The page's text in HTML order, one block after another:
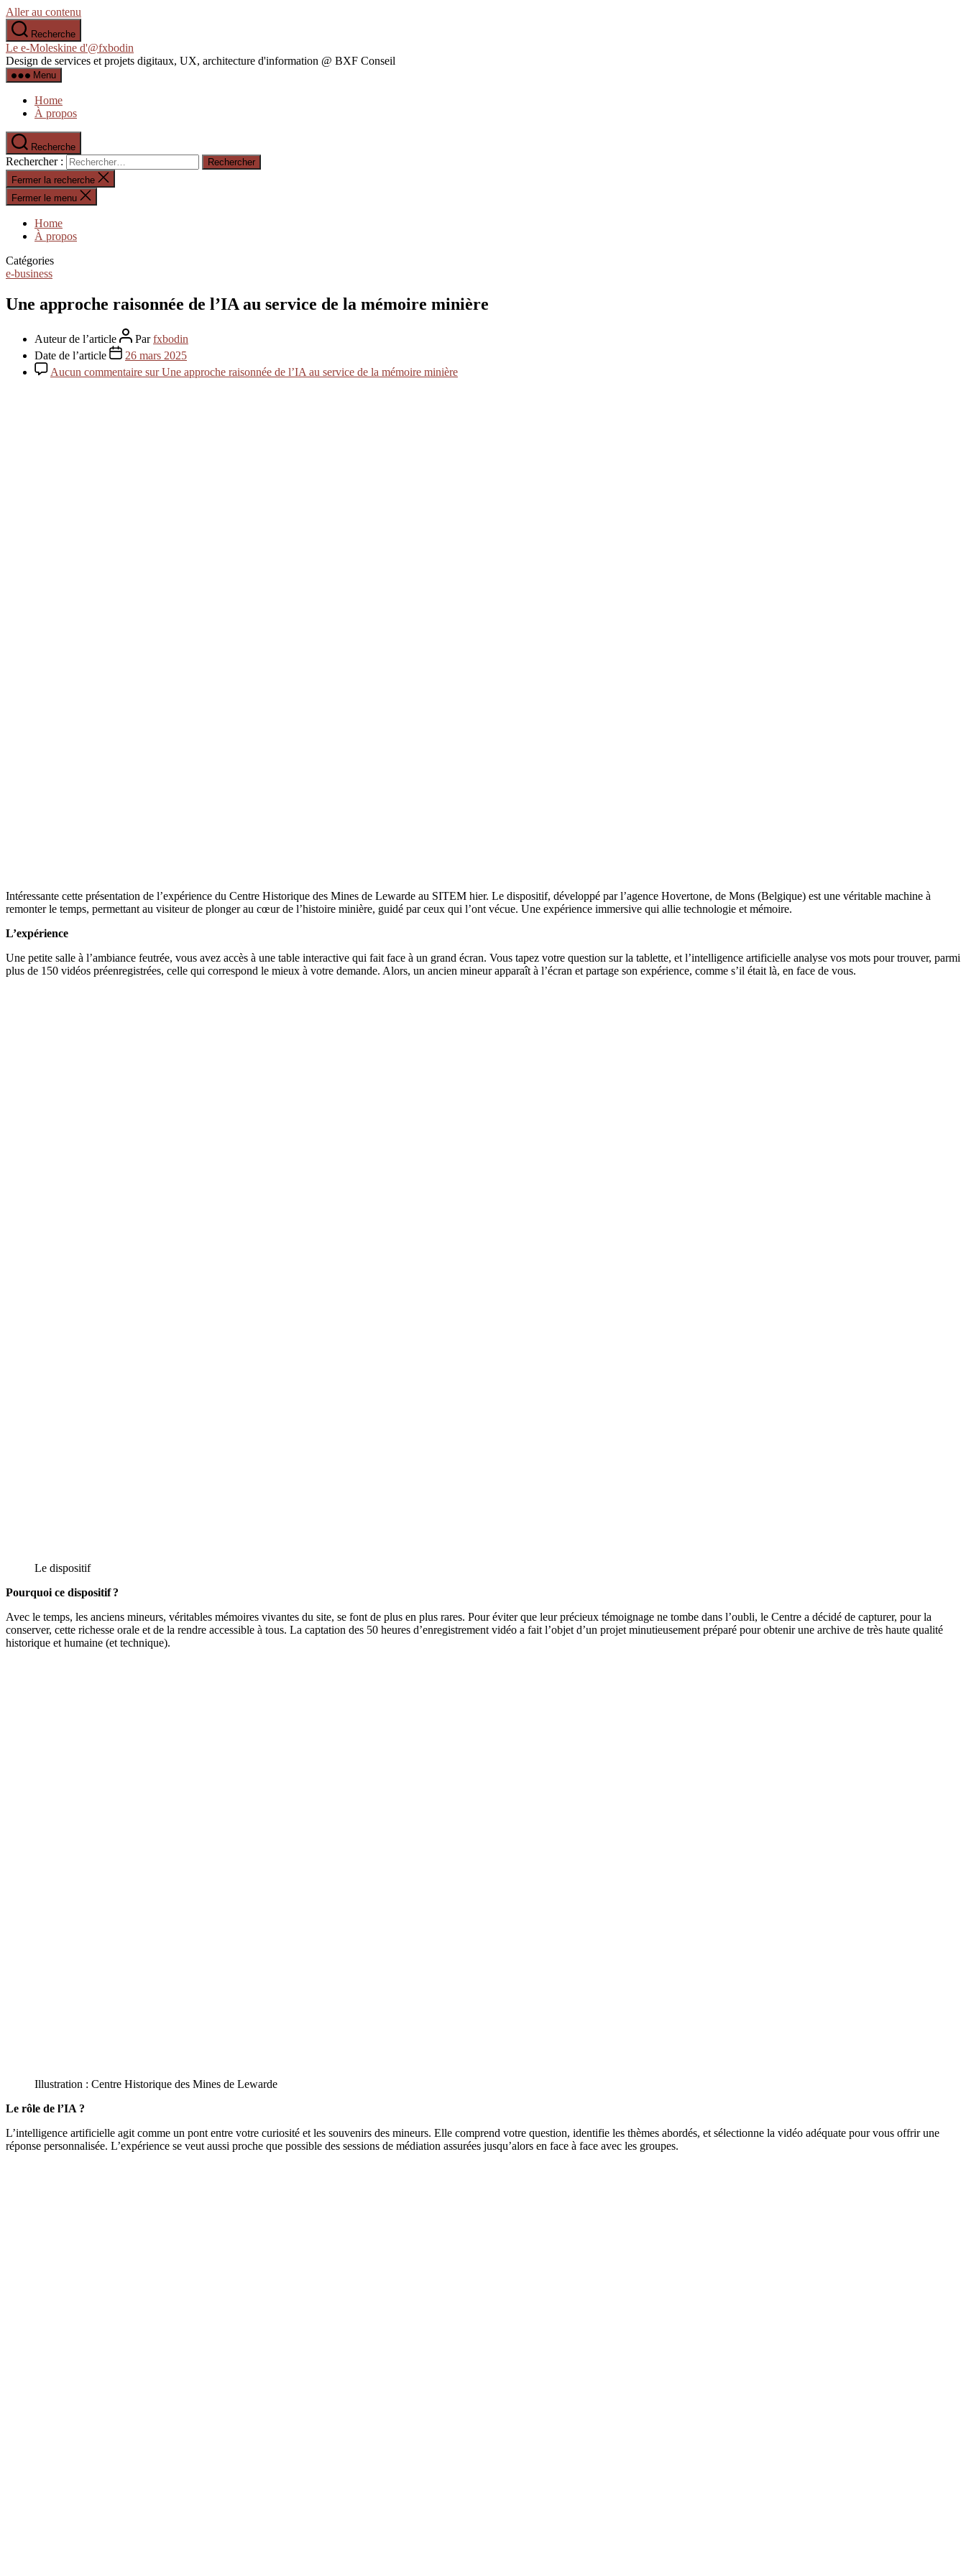
Aller au contenu
Recherche
Le e-Moleskine d'@fxbodin
Design de services et projets digitaux, UX, architecture d'information @ BXF Conseil
Menu
Home
À propos
Recherche
Rechercher :
Fermer la recherche
Fermer le menu
Home
À propos
Catégories
e-business
Une approche raisonnée de l’IA au service de la mémoire minière
Auteur de l’article Parfxbodin
Date de l’article
26 mars 2025
Aucun commentaire sur Une approche raisonnée de l’IA au service de la mémoire minière
Intéressante cette présentation de l’expérience du Centre Historique des Mines de Lewarde au SITEM hier. Le dispositif, développé par l’agence Hovertone, de Mons (Belgique) est une véritable machine à
remonter le temps, permettant au visiteur de plonger au cœur de l’histoire minière, guidé par ceux qui l’ont vécue. Une expérience immersive qui allie technologie et mémoire.
L’expérience
Une petite salle à l’ambiance feutrée, vous avez accès à une table interactive qui fait face à un grand écran. Vous tapez votre question sur la tablette, et l’intelligence artificielle analyse vos mots pour trouver, parmi
plus de 150 vidéos préenregistrées, celle qui correspond le mieux à votre demande. Alors, un ancien mineur apparaît à l’écran et partage son expérience, comme s’il était là, en face de vous.
Le dispositif
Pourquoi ce dispositif ?
Avec le temps, les anciens mineurs, véritables mémoires vivantes du site, se font de plus en plus rares. Pour éviter que leur précieux témoignage ne tombe dans l’oubli, le Centre a décidé de capturer, pour la
conserver, cette richesse orale et de la rendre accessible à tous. La captation des 50 heures d’enregistrement vidéo a fait l’objet d’un projet minutieusement préparé pour obtenir une archive de très haute qualité
historique et humaine (et technique).
Illustration : Centre Historique des Mines de Lewarde
Le rôle de l’IA ?
L’intelligence artificielle agit comme un pont entre votre curiosité et les souvenirs des mineurs. Elle comprend votre question, identifie les thèmes abordés, et sélectionne la vidéo adéquate pour vous offrir une
réponse personnalisée. L’expérience se veut aussi proche que possible des sessions de médiation assurées jusqu’alors en face à face avec les groupes.